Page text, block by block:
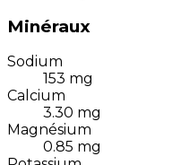
Minéraux
Sodium
153 mg
Calcium
3.30 mg
Magnésium
0.85 mg